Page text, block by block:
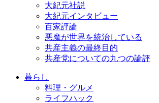
大紀元社説
大紀元インタビュー
百家評論
悪魔が世界を統治している
共産主義の最終目的
共産党についての九つの論評
暮らし
料理・グルメ
ライフハック